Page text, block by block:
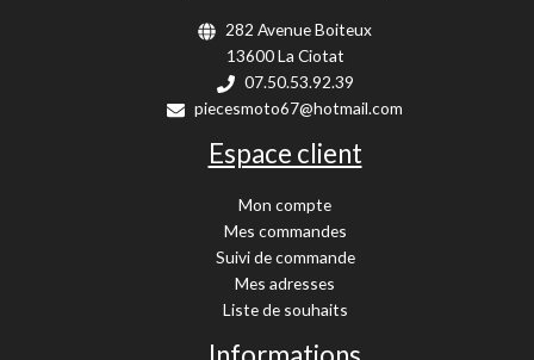
282 Avenue Boiteux
13600 La Ciotat
07.50.53.92.39
piecesmoto67@hotmail.com
Espace client
Mon compte
Mes commandes
Suivi de commande
Mes adresses
Liste de souhaits